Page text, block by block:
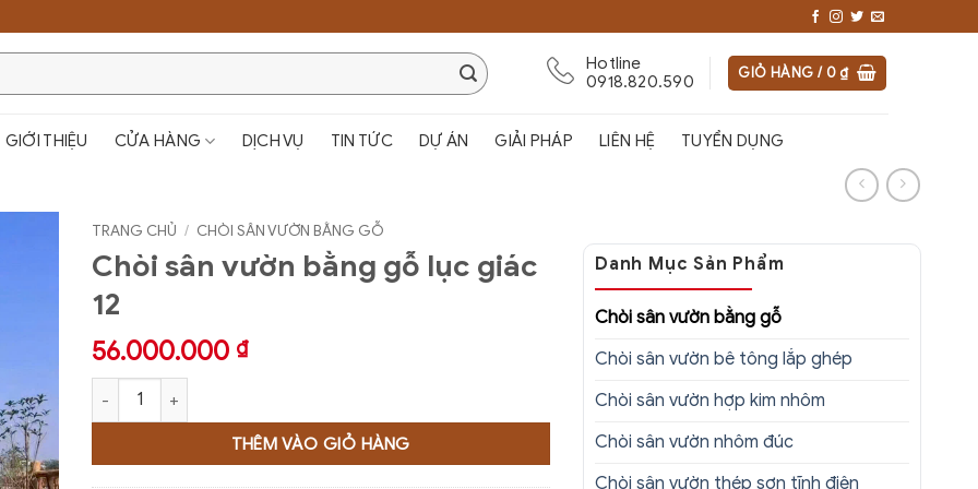
Hotline
0918.820.590
GIỎ HÀNG / 0 ₫
GIỚI THIỆU CỬA HÀNG DỊCH VỤ TIN TỨC DỰ ÁN GIẢI PHÁP LIÊN HỆ TUYỂN DỤNG
Danh Mục Sản Phẩm
Chòi sân vườn bằng gỗ
Chòi sân vườn bê tông lắp ghép
Chòi sân vườn hợp kim nhôm
Chòi sân vườn nhôm đúc
Chòi sân vườn thép sơn tĩnh điện
TRANG CHỦ / CHÒI SÂN VƯỜN BẰNG GỖ
Chòi sân vườn bằng gỗ lục giác
12
56.000.000 ₫
Chòi sân vườn bằng gỗ lục giác 12 số lượng
THÊM VÀO GIỎ HÀNG